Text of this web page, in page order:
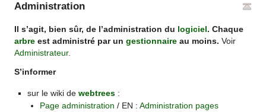
Administration
Il s’agit, bien sûr, de l’administration du logiciel . Chaque
arbre est administré par ungestionnaire au moins.Voir
Administrateur.
S’informer
sur le wiki de webtrees:
Page administration / EN :Administration pages